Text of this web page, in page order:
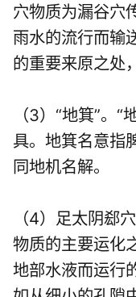
穴物质为漏谷穴
雨水的流行而输
的重要来原之处
（3）“地箕”。
具。地箕名意指
同地机名解。
（4）足太阴郄
物质的主要运化
地部水液而运行